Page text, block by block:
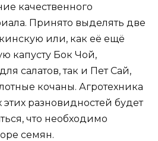
качественного
Принято выделять две
или, как её ещё
капусту Бок Чой,
салатов, так и Пет Сай,
кочаны. Агротехника
разновидностей будет
что необходимо
семян.